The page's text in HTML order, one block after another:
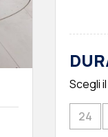
Scegli
24